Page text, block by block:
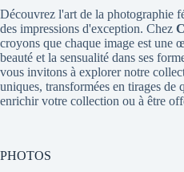
Découvrez l'art de la photographie
des impressions d'exception. Chez
croyons que chaque image est une
beauté et la sensualité dans ses
vous invitons à explorer notre
uniques, transformées en tirages de
enrichir votre collection ou à être
PHOTOS